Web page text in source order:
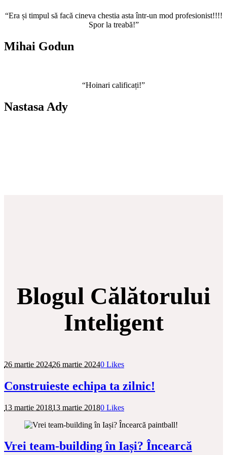
“Era și timpul să facă cineva chestia asta într-un mod profesionist!!!!
Spor la treabă!”
Mihai Godun
“Hoinari calificați!”
Nastasa Ady
Blogul Călătorului
Inteligent
26 martie 202426 martie 20240 Likes
Construieste echipa ta zilnic!
13 martie 201813 martie 20180 Likes
Vrei team-building în Iași? Încearcă